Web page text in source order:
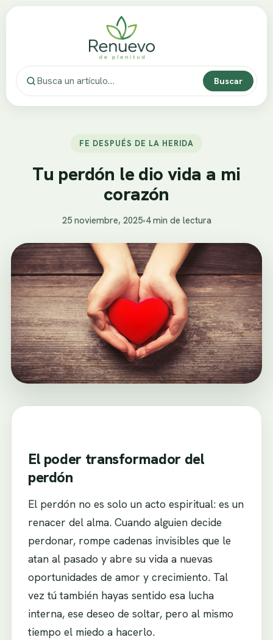
Buscar
FE DESPUÉS DE LA HERIDA
Tu perdón le dio vida a mi
corazón
25 noviembre, 2025•4 min de lectura
El poder transformador del
perdón
El perdón no es solo un acto espiritual: es un
renacer del alma. Cuando alguien decide
perdonar, rompe cadenas invisibles que le
atan al pasado y abre su vida a nuevas
oportunidades de amor y crecimiento. Tal
vez tú también hayas sentido esa lucha
interna, ese deseo de soltar, pero al mismo
tiempo el miedo a hacerlo.